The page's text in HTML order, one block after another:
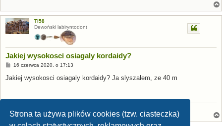
Strona ta używa plików cookies (tzw. ciasteczka)
Ti58
Dewoński labiryntodont
Jakiej wysokosci osiagaly kordaidy?
P
s
16 czerwca 2020, o 17:13
Jakiej wysokosci osiagaly kordaidy? Ja slyszalem, ze 40 m